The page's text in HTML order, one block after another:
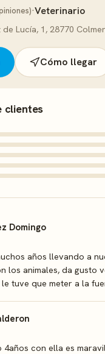
·Veterinario
de Lucía, 1, 28770
Cómo llegar
clientes
Domingo
años llevando a
los animales, da gusto
le tuve que meter a la
4años con ella es